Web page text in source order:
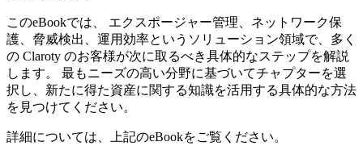
このeBookでは、 エクスポージャー管理、ネットワーク保
護、脅威検出、運用効率というソリューション領域で、多く
の Claroty のお客様が次に取るべき具体的なステップを解説
します。 最もニーズの高い分野に基づいてチャプターを選
択し、新たに得た資産に関する知識を活用する具体的な方法
を見つけてください。
詳細については、上記のeBookをご覧ください。